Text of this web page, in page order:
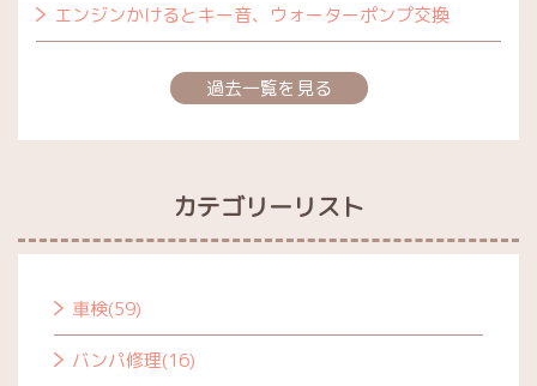
エンジンかけるとキー音、ウォーターポンプ交換
過去一覧を見る
カテゴリーリスト
車検(59)
バンパ修理(16)